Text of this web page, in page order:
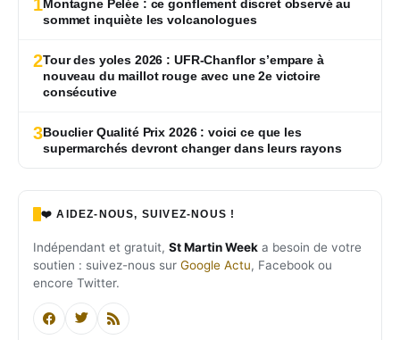
1Montagne Pelée : ce gonflement discret observé au
sommet inquiète les volcanologues
2Tour des yoles 2026 : UFR-Chanflor s’empare à
nouveau du maillot rouge avec une 2e victoire
consécutive
3Bouclier Qualité Prix 2026 : voici ce que les
supermarchés devront changer dans leurs rayons
❤️ AIDEZ-NOUS, SUIVEZ-NOUS !
Indépendant et gratuit, St Martin Week a besoin de votre
soutien : suivez-nous sur Google Actu, Facebook ou
encore Twitter.